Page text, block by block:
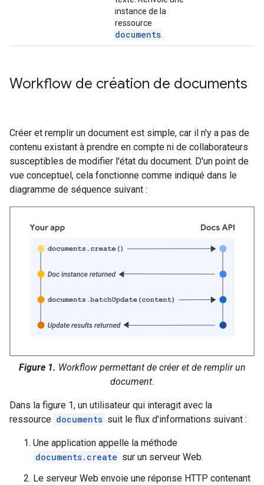
instance de la
ressource
documents
Workflow de création de documents
Créer et remplir un document est simple, car il n'y a pas de
contenu existant à prendre en compte ni de collaborateurs
susceptibles de modifier l'état du document. D'un point de
vue conceptuel, cela fonctionne comme indiqué dans le
diagramme de séquence suivant :
Figure 1. Workflow permettant de créer et de remplir un
document.
Dans la figure 1, un utilisateur qui interagit avec la
ressource documents suit le flux d'informations suivant :
Une application appelle la méthode
documents.create sur un serveur Web.
Le serveur Web envoie une réponse HTTP contenant